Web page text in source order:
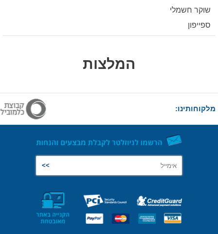
שוקר חשמלי
ספייפון
המלצות
מלקוחותינו: